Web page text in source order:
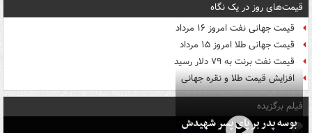
قیمت‌های روز در یک نگاه
قیمت جهانی نفت امروز ۱۶ مرداد
قیمت جهانی طلا امروز ۱۵ مرداد
قیمت نفت برنت به ۷۹ دلار رسید
افزایش قیمت طلا و نقره جهانی
فیلم برگزیده
بوسه‌ پدر بر پای پسر شهیدش